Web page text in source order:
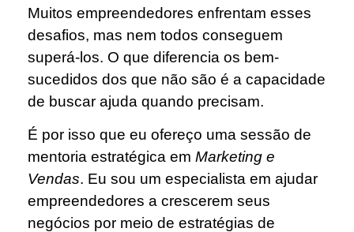
Muitos empreendedores enfrentam esses
desafios, mas nem todos conseguem
superá-los. O que diferencia os bem-
sucedidos dos que não são é a capacidade
de buscar ajuda quando precisam.
É por isso que eu ofereço uma sessão de
mentoria estratégica em Marketing e
Vendas. Eu sou um especialista em ajudar
empreendedores a crescerem seus
negócios por meio de estratégias de